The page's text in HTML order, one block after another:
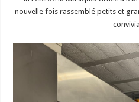
nouvelle fois rassemblé petits et